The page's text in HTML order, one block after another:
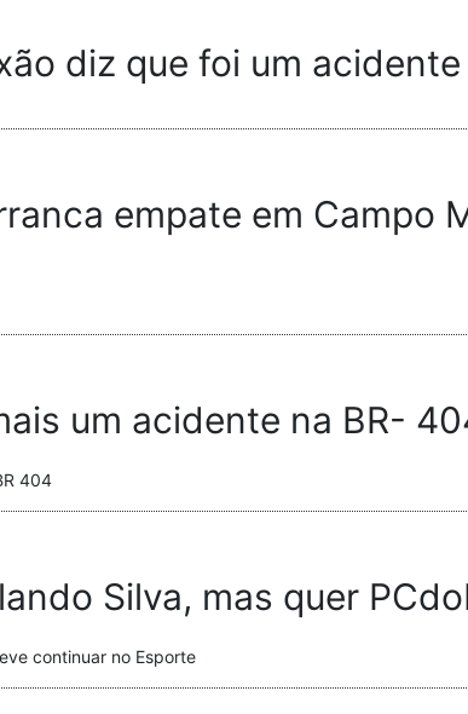
diz que foi um
empate em Campo
um acidente na BR-
404
Silva, mas quer
continuar no Esporte